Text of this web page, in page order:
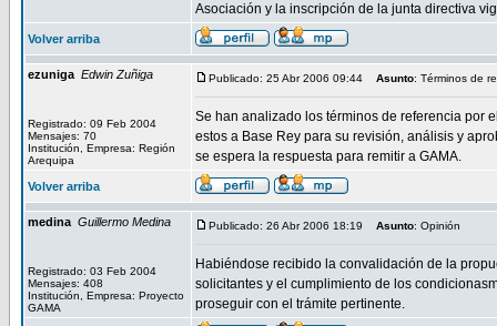
Asociación y la inscripción de la junta directiva
Volver arriba
ezuniga Edwin Zuñiga
Registrado: 09 Feb 2004
Mensajes: 70
Institución, Empresa: Región
Arequipa
Publicado: 25 Abr 2006 09:44 Asunto: Términos de
Se han analizado los términos de referencia por
estos a Base Rey para su revisión, análisis y
se espera la respuesta para remitir a GAMA.
Volver arriba
medina Guillermo Medina
Registrado: 03 Feb 2004
Mensajes: 408
Institución, Empresa: Proyecto
GAMA
Publicado: 26 Abr 2006 18:19 Asunto: Opinión
Habiéndose recibido la convalidación de la
solicitantes y el cumplimiento de los
proseguir con el trámite pertinente.